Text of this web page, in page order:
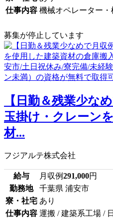
仕事内容 機械オペレーター
募集が停止しています
【日勤＆残業少な
玉掛け・クレーン
材...
フジアルテ株式会社
給与 月収例291,000円
勤務地
千葉県 浦安市
寮・社宅 あり
仕事内容 運搬 / 建築系工場 /